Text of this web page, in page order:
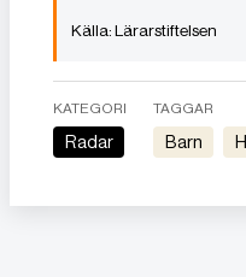
Lärarstiftelsen
KATEGORI
Radar
TAGGAR
Barn